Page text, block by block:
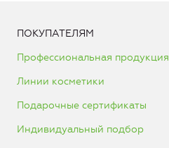
ПОКУПАТЕЛЯМ
Профессиональная продукция
Линии косметики
Подарочные сертификаты
Индивидуальный подбор